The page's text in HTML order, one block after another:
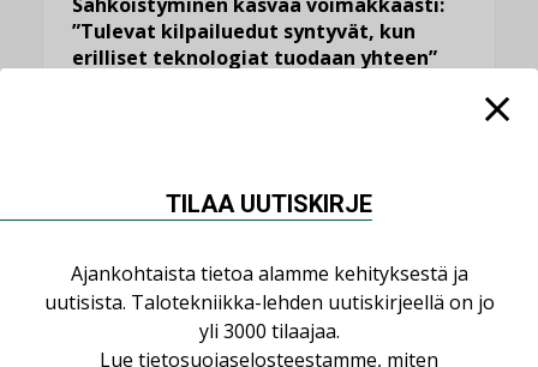
”Tulevat kilpailuedut syntyvät, kun
erilliset teknologiat tuodaan yhteen”
Kaivamattomat menetelmät
LEHDEN ARTIKKELIT,TILAAJILLE
KATSO KAIKKI
TILAA UUTISKIRJE
Ajankohtaista tietoa alamme kehityksestä ja
uutisista. Talotekniikka-lehden uutiskirjeellä on jo
yli 3000 tilaajaa.
Lue tietosuojaselosteestamme, miten